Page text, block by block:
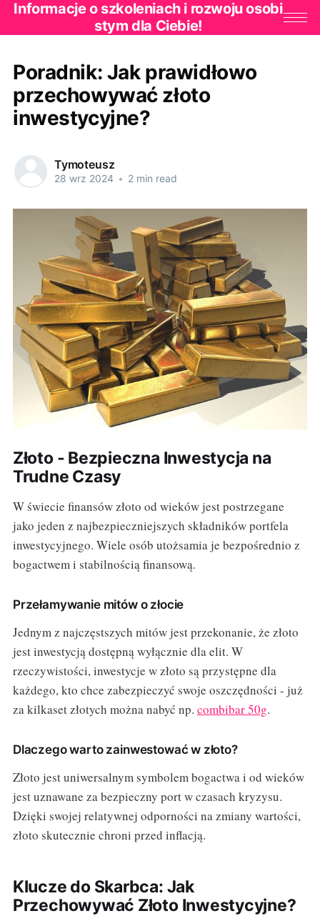
Informacje o szkoleniach i rozwoju osobi
stym dla Ciebie!
Poradnik: Jak prawidłowo
przechowywać złoto
inwestycyjne?
Tymoteusz
28 wrz 2024 • 2 min read
Złoto - Bezpieczna Inwestycja na
Trudne Czasy
W świecie finansów złoto od wieków jest postrzegane
jako jeden z najbezpieczniejszych składników portfela
inwestycyjnego. Wiele osób utożsamia je bezpośrednio z
bogactwem i stabilnością finansową.
Przełamywanie mitów o złocie
Jednym z najczęstszych mitów jest przekonanie, że złoto
jest inwestycją dostępną wyłącznie dla elit. W
rzeczywistości, inwestycje w złoto są przystępne dla
każdego, kto chce zabezpieczyć swoje oszczędności - już
za kilkaset złotych można nabyć np. combibar 50g.
Dlaczego warto zainwestować w złoto?
Złoto jest uniwersalnym symbolem bogactwa i od wieków
jest uznawane za bezpieczny port w czasach kryzysu.
Dzięki swojej relatywnej odporności na zmiany wartości,
złoto skutecznie chroni przed inflacją.
Klucze do Skarbca: Jak
Przechowywać Złoto Inwestycyjne?